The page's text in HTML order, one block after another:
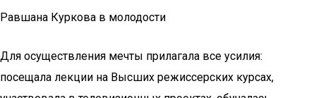
Равшана Куркова в молодости
Для осуществления мечты прилагала все усилия:
посещала лекции на Высших режиссерских курсах,